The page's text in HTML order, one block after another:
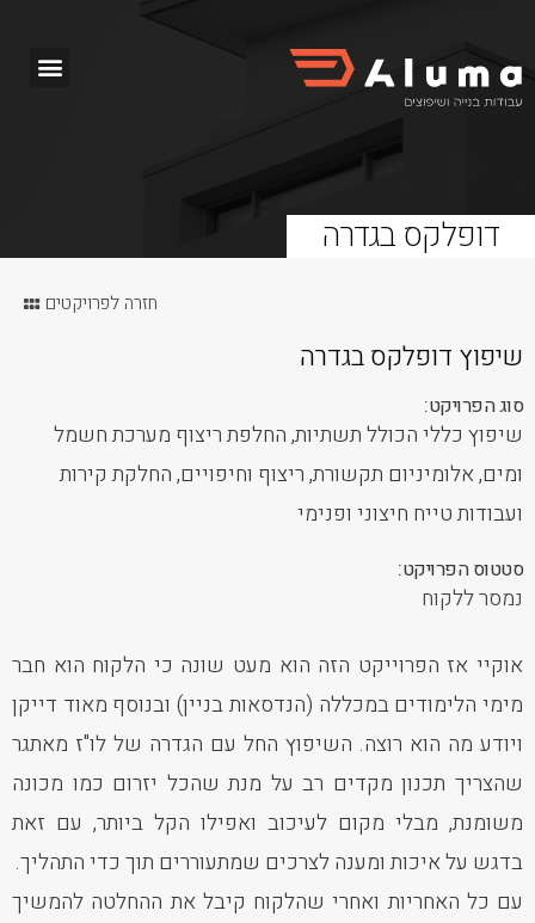
דופלקס בגדרה
חזרה לפרויקטים
שיפוץ דופלקס בגדרה
סוג הפרויקט:
שיפוץ כללי הכולל תשתיות, החלפת ריצוף מערכת חשמל
ומים, אלומיניום תקשורת, ריצוף וחיפויים, החלקת קירות
ועבודות טייח חיצוני ופנימי
סטטוס הפרויקט:
נמסר ללקוח
אוקיי אז הפרוייקט הזה הוא מעט שונה כי הלקוח הוא חבר
מימי הלימודים במכללה (הנדסאות בניין) ובנוסף מאוד דייקן
ויודע מה הוא רוצה. השיפוץ החל עם הגדרה של לו"ז מאתגר
שהצריך תכנון מקדים רב על מנת שהכל יזרום כמו מכונה
משומנת, מבלי מקום לעיכוב ואפילו הקל ביותר, עם זאת
בדגש על איכות ומענה לצרכים שמתעוררים תוך כדי התהליך.
עם כל האחריות ואחרי שהלקוח קיבל את ההחלטה להמשיך